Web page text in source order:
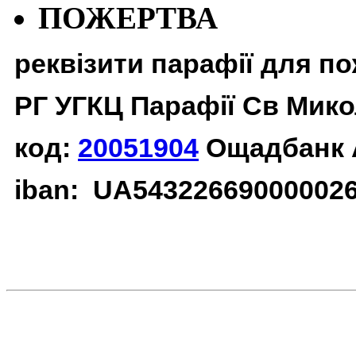
ПОЖЕРТВА
реквізити парафії для
РГ УГКЦ Парафії Св
код: 20051904 Ощадбанк
iban: